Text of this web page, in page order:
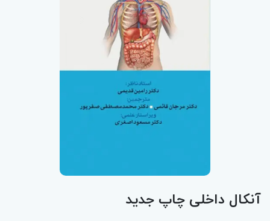
آنکال داخلی چاپ جدید